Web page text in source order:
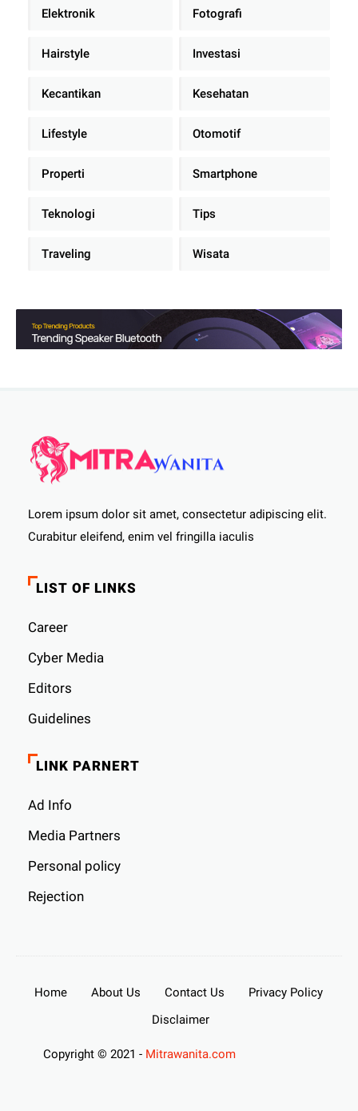
Elektronik Fotografi
Hairstyle Investasi
Kecantikan Kesehatan
Lifestyle Otomotif
Properti Smartphone
Teknologi Tips
Traveling Wisata
Lorem ipsum dolor sit amet, consectetur adipiscing elit.
Curabitur eleifend, enim vel fringilla iaculis
LIST OF LINKS
Career
Cyber ​​Media
Editors
Guidelines
LINK PARNERT
Ad Info
Media Partners
Personal policy
Rejection
Home About Us Contact Us
Privacy Policy
Disclaimer
Copyright © 2021 - Mitrawanita.com